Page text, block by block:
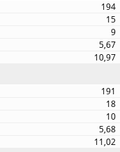
194
15
9
5,67
10,97
191
18
10
5,68
11,02